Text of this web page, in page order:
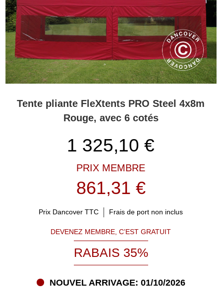
plus de 1 800 combinaisons différentes de nos tentes populaires et
flexibles ! Si c’est trop de tentes différentes, veuillez vous rendre à
la section Personnaliser. Ici, vous pouvez entrer certaines des
caractéristiques que vous recherchez — la couleur, la taille et la
forme. Ainsi, la recherche de la bonne tente de 8 m ou toute autre
taille sera beaucoup plus facile, car la sélection sera plus petite.
Vous avez besoin d’aide ? Veuillez contacter nos experts pour
qu’ils vous aident à trouver et à commander la bonne tente
FleXtents®.
Tente pliante FleXtents PRO Steel 4x8m
Rouge, avec 6 cotés
1 325,10 €
PRIX MEMBRE
861,31 €
Prix Dancover TTC Frais de port non inclus
DEVENEZ MEMBRE, C’EST GRATUIT
RABAIS 35%
NOUVEL ARRIVAGE: 01/10/2026